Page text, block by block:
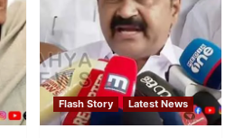
Flash Story Latest News